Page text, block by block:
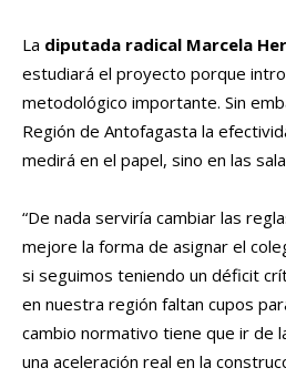
La diputada radical Marcela
estudiará el proyecto porque
metodológico importante. Sin
Región de Antofagasta la
medirá en el papel, sino en las
“De nada serviría cambiar las
mejore la forma de asignar el
si seguimos teniendo un déficit
en nuestra región faltan cupos
cambio normativo tiene que ir de
una aceleración real en la